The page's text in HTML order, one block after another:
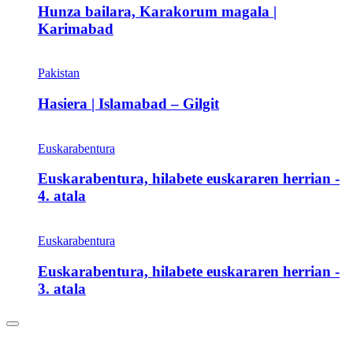
Hunza bailara, Karakorum magala |
Karimabad
Pakistan
Hasiera | Islamabad – Gilgit
Euskarabentura
Euskarabentura, hilabete euskararen herrian -
4. atala
Euskarabentura
Euskarabentura, hilabete euskararen herrian -
3. atala